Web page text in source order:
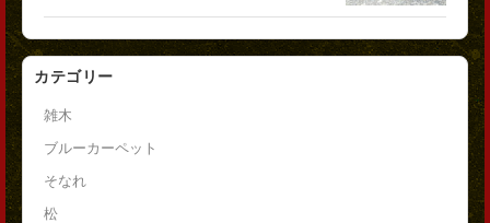
カテゴリー
雑木
ブルーカーペット
そなれ
松